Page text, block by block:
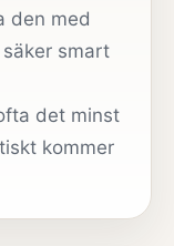
den med
smart
det minst
kommer